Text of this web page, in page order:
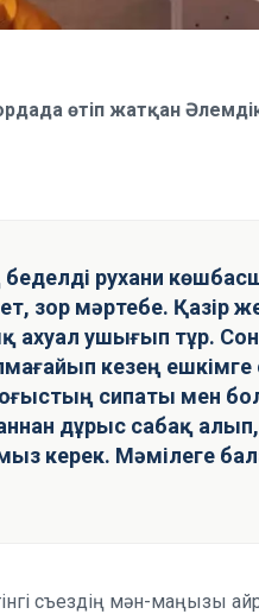
өтіп жатқан
беделді рухани
зор мәртебе. Қазір
ахуал ушығып тұр.
кезең
сипаты мен
дұрыс сабақ
керек. Мәмілеге
съездің мән-маңызы